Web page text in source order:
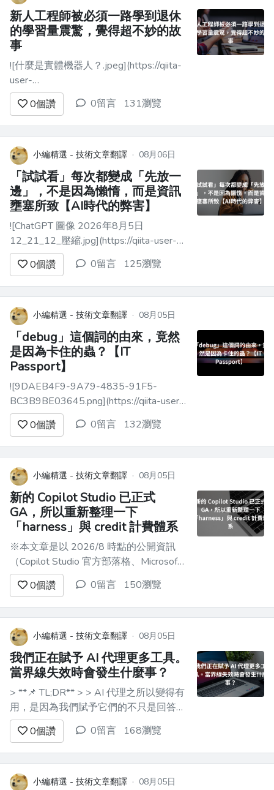
此。 有...
新人工程師被必須一路學到退休
的學習量震驚，覺得超不妙的故
事
![什麼是實體機器人？.jpeg](https://qiita-
user-
contents.imgix.net/https%3A%2F%2Fqiita-
image-store.s3.ap-northeast-
1.amazonaws.com%2F0%2F4458573%2Fb53b6ddf-
86de-...
0個讚 0留言 131瀏覽
小編精選 - 技術文章翻譯 · 08月06日
「試試看」每次都變成「先放一
邊」，不是因為懶惰，而是資訊
壅塞所致【AI時代的弊害】
![ChatGPT 圖像 2026年8月5日
12_21_12_壓縮.jpg](https://qiita-user-
contents.imgix.net/https%3A%2F%2Fqiita-
image-store.s3.ap-northeast-
1.amazonaws.com%2F0%2F41...
0個讚 0留言 125瀏覽
小編精選 - 技術文章翻譯 · 08月05日
「debug」這個詞的由來，竟然
是因為卡住的蟲？【IT
Passport】
![9DAEB4F9-9A79-4835-91F5-
BC3B9BE03645.png](https://qiita-user-
contents.imgix.net/https%3A%2F%2Fqiita-
image-store.s3.ap-northeast-
1.amazonaws.com%2F0%...
0個讚 0留言 132瀏覽
小編精選 - 技術文章翻譯 · 08月05日
新的 Copilot Studio 已正式
GA，所以重新整理一下
「harness」與 credit 計費體系
※本文章是以 2026/8 時點的公開資訊
（Copilot Studio 官方部落格、Microsoft
Learn、Copilot Credits Guide 2026 年 8
月版）為基礎整理而成。未來仍有可能變
更，因此在簽約或導入決策時，請務必確
認最新的官方資訊。 [](#%E3%81%AF...
0個讚 0留言 150瀏覽
小編精選 - 技術文章翻譯 · 08月05日
我們正在賦予 AI 代理更多工具。
當界線失效時會發生什麼事？
> **📌 TL;DR** > > AI 代理之所以變得有
用，是因為我們賦予它們的不只是回答問
題的能力。它們可以執行指令、瀏覽網
頁、使用 API、讀寫與修改檔案、安裝套
件，以及與其他系統互動。 > > 但代理能
做得越多，圍繞它的邊界就越重要。 > >
在讀完 Anthropic 7 月 30 日發布...
0個讚 0留言 168瀏覽
小編精選 - 技術文章翻譯 · 08月05日